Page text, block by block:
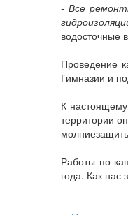
- Все
водосточные
Проведение
Гимназии и
К
территории
Работы по
года. Как нас